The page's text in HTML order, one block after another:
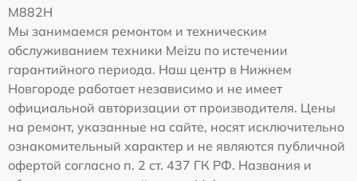
M882H
Мы занимаемся ремонтом и техническим
обслуживанием техники Meizu по истечении
гарантийного периода. Наш центр в Нижнем
Новгороде работает независимо и не имеет
официальной авторизации от производителя. Цены
на ремонт, указанные на сайте, носят исключительно
ознакомительный характер и не являются публичной
офертой согласно п. 2 ст. 437 ГК РФ. Названия и